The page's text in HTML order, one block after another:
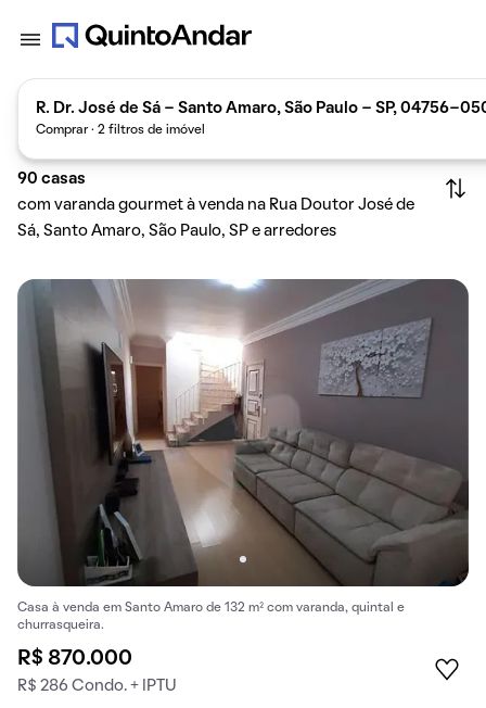
R. Dr. José de Sá - Santo Amaro, São Paulo - SP, 04756-
Comprar · 2 filtros de imóvel
90 casas
com varanda gourmet à venda na Rua Doutor José de
Sá, Santo Amaro, São Paulo, SP e arredores
Casa à venda em Santo Amaro de 132 m² com varanda, quintal e
churrasqueira.
R$ 870.000
R$ 286 Condo. + IPTU